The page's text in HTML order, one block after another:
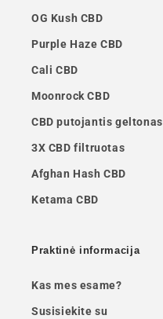
OG Kush CBD
Purple Haze CBD
Cali CBD
Moonrock CBD
CBD putojantis geltonas
3X CBD filtruotas
Afghan Hash CBD
Ketama CBD
Praktinė informacija
Kas mes esame?
Susisiekite su